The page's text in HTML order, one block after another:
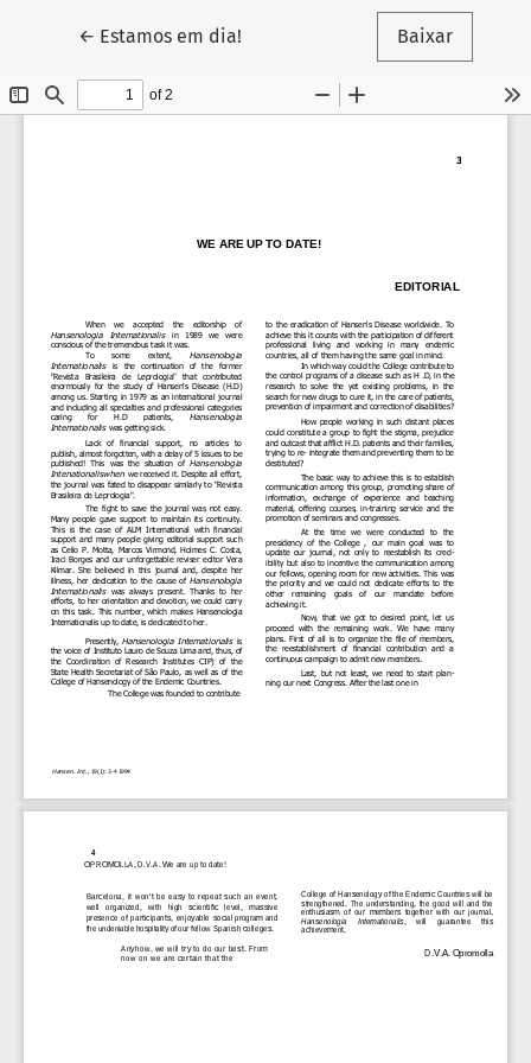
← Voltar aos Detalhes do Artigo
Estamos em dia! Baixar